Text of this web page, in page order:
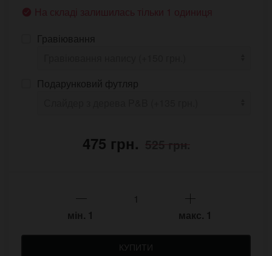
На складі залишилась тільки 1 одиниця
Гравіювання
Подарунковий футляр
475 грн. 525 грн.
мін. 1 макс. 1
КУПИТИ